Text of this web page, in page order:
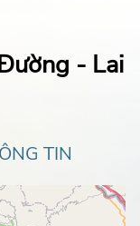
- Lai
TIN